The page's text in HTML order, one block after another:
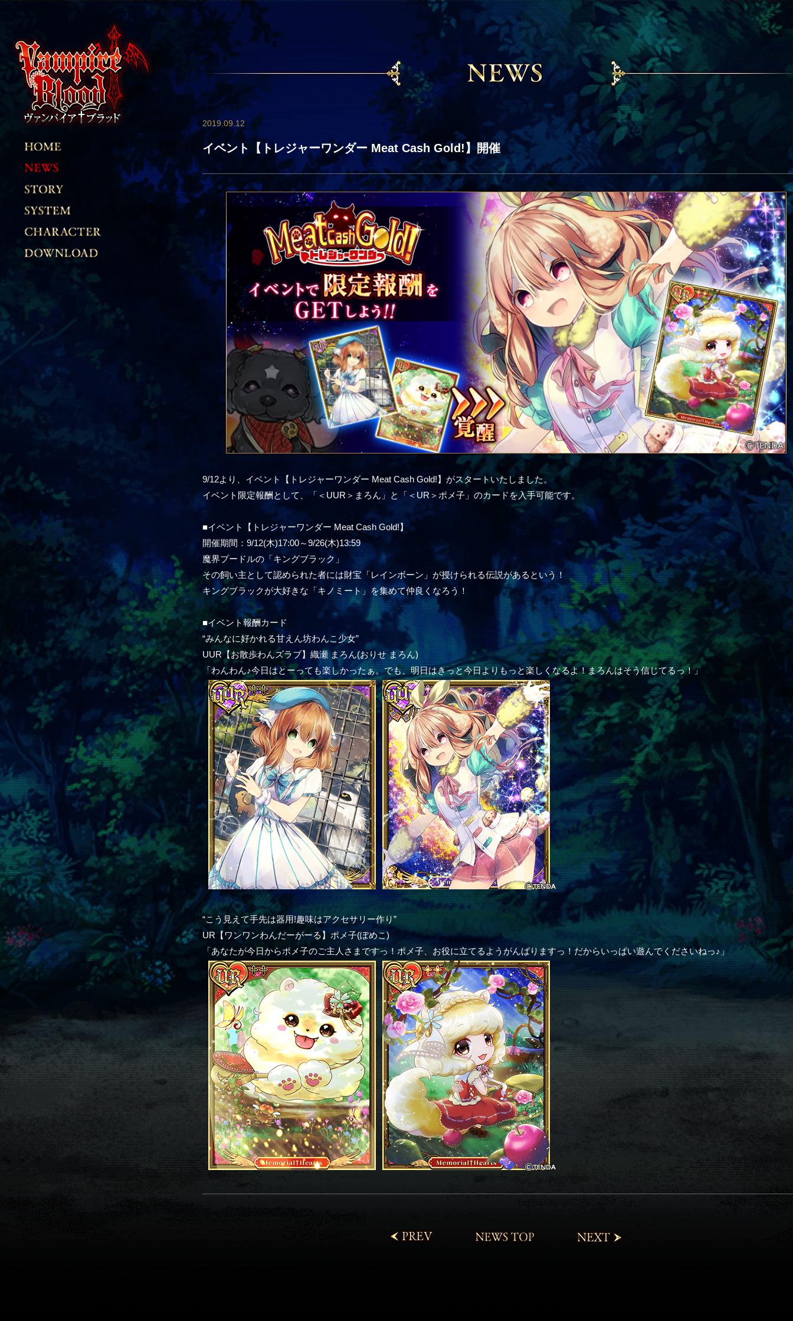
2019.09.12
イベント【トレジャーワンダー Meat Cash Gold!】開催
9/12より、イベント【トレジャーワンダー Meat Cash Gold!】がスタートいたしました。
イベント限定報酬として、「＜UUR＞まろん」と「＜UR＞ポメ子」のカードを入手可能です。
■イベント【トレジャーワンダー Meat Cash Gold!】
開催期間：9/12(木)17:00～9/26(木)13:59
魔界プードルの「キングブラック」
その飼い主として認められた者には財宝「レインボーン」が授けられる伝説があるという！
キングブラックが大好きな「キノミート」を集めて仲良くなろう！
■イベント報酬カード
“みんなに好かれる甘えん坊わんこ少女”
UUR【お散歩わんズラブ】織瀬 まろん(おりせ まろん)
「わんわん♪今日はとーっても楽しかったぁ。でも、明日はきっと今日よりもっと楽しくなるよ！まろんはそう信じてるっ！」
“こう見えて手先は器用!趣味はアクセサリー作り”
UR【ワンワンわんだーがーる】ポメ子(ぽめこ)
「あなたが今日からポメ子のご主人さまですっ！ポメ子、お役に立てるようがんばりますっ！だからいっぱい遊んでくださいねっ♪」